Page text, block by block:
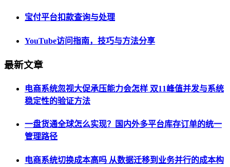
宝付平台扣款查询与处理
YouTube访问指南，技巧与方法分享
最新文章
电商系统忽视大促承压能力会怎样 双11峰值并发与系统
稳定性的验证方法
一盘货通全球怎么实现？国内外多平台库存订单的统一
管理路径
电商系统切换成本高吗 从数据迁移到业务并行的成本构